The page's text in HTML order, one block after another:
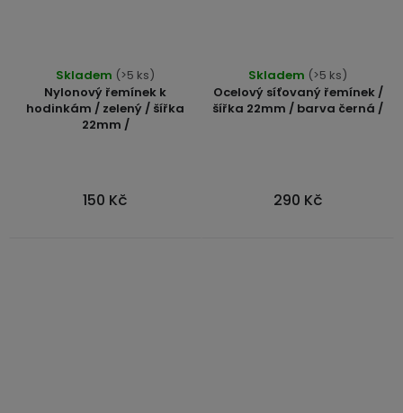
Nylonový řemínek k
hodinkám / zelený / šířka
22mm /
Skladem (>5 ks)
150 Kč
Ocelový síťovaný řemínek /
šířka 22mm / barva černá /
Skladem (>5 ks)
290 Kč